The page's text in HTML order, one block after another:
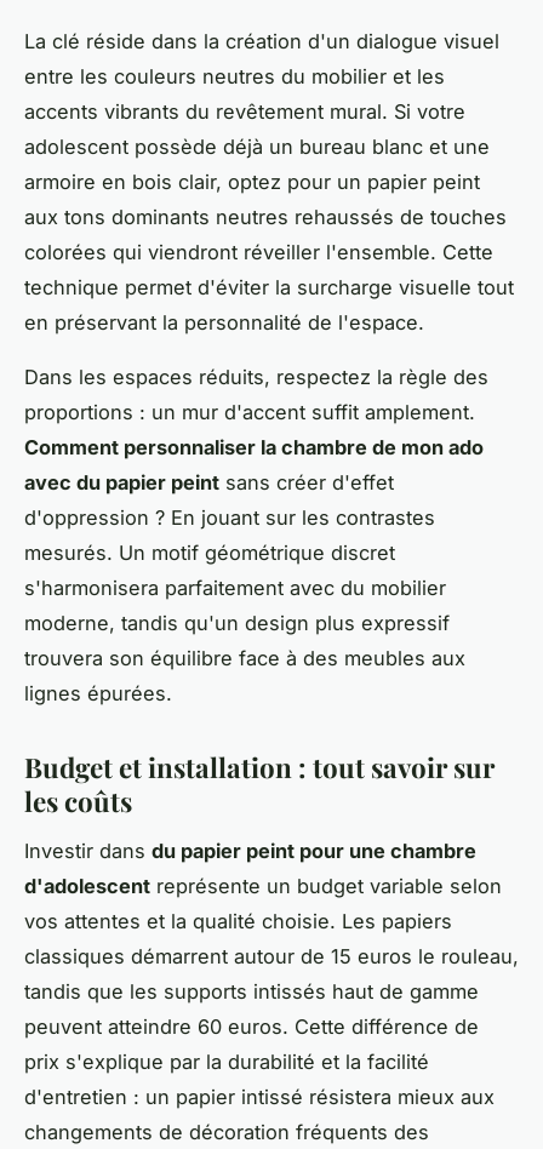
La clé réside dans la création d'un dialogue visuel
entre les couleurs neutres du mobilier et les
accents vibrants du revêtement mural. Si votre
adolescent possède déjà un bureau blanc et une
armoire en bois clair, optez pour un papier peint
aux tons dominants neutres rehaussés de touches
colorées qui viendront réveiller l'ensemble. Cette
technique permet d'éviter la surcharge visuelle tout
en préservant la personnalité de l'espace.
Dans les espaces réduits, respectez la règle des
proportions : un mur d'accent suffit amplement.
Comment personnaliser la chambre de mon ado
avec du papier peint sans créer d'effet
d'oppression ? En jouant sur les contrastes
mesurés. Un motif géométrique discret
s'harmonisera parfaitement avec du mobilier
moderne, tandis qu'un design plus expressif
trouvera son équilibre face à des meubles aux
lignes épurées.
Budget et installation : tout savoir sur
les coûts
Investir dans du papier peint pour une chambre
d'adolescent représente un budget variable selon
vos attentes et la qualité choisie. Les papiers
classiques démarrent autour de 15 euros le rouleau,
tandis que les supports intissés haut de gamme
peuvent atteindre 60 euros. Cette différence de
prix s'explique par la durabilité et la facilité
d'entretien : un papier intissé résistera mieux aux
changements de décoration fréquents des